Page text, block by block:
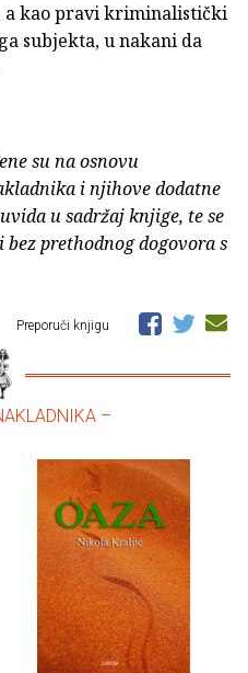
a kao pravi kriminalistički
subjekta, u nakani da
su na osnovu
i njihove dodatne
u sadržaj knjige, te se
prethodnog dogovora s
Preporuči knjigu
–